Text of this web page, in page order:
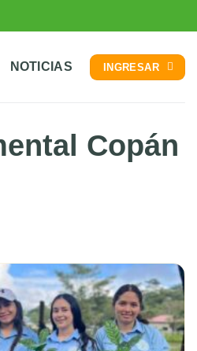
NOTICIAS INGRESAR
Copán